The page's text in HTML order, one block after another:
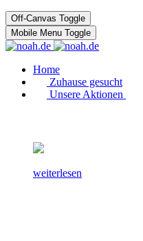
Off-Canvas Toggle
Mobile Menu Toggle
Home
Zuhause gesucht
Unsere Aktionen
weiterlesen